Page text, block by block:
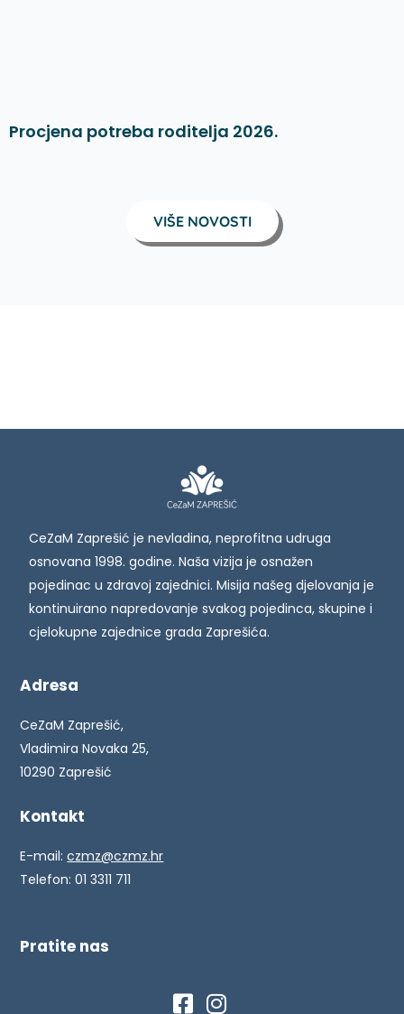
Procjena potreba roditelja 2026.
VIŠE NOVOSTI
CeZaM Zaprešić je nevladina, neprofitna udruga
osnovana 1998. godine. Naša vizija je osnažen
pojedinac u zdravoj zajednici. Misija našeg djelovanja je
kontinuirano napredovanje svakog pojedinca, skupine i
cjelokupne zajednice grada Zaprešića.
Adresa
CeZaM Zaprešić,
Vladimira Novaka 25,
10290 Zaprešić
Kontakt
E-mail:czmz@czmz.hr
Telefon: 01 3311 711
Pratite nas